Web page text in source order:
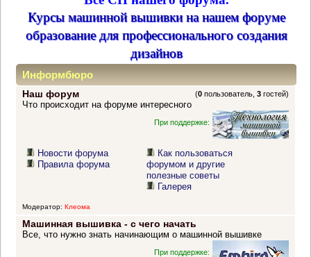
Курсы машинной вышивки на нашем форуме
образование для профессионального создания
дизайнов
Информбюро
Наш форум (0 пользователь,3 гостей)
Что происходит на форуме интересного
При поддержке:
Новости форума
Правила форума
Как пользоваться
форумом и другие
полезные советы
Галерея
Модератор: Клеома
Машинная вышивка - с чего начать
Все, что нужно знать начинающим о машинной вышивке
При поддержке: